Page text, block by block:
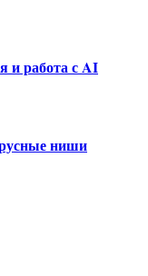
и работа с AI
ниши